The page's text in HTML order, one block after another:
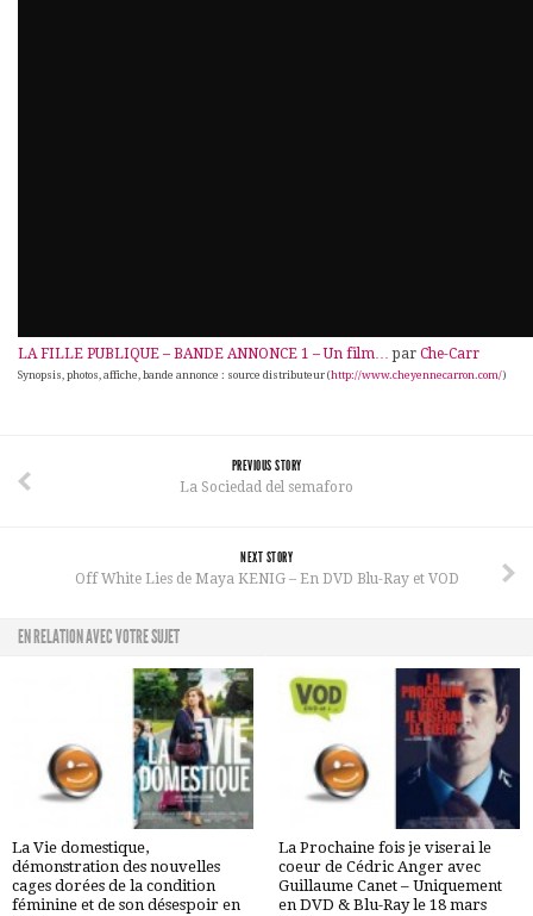
LA FILLE PUBLIQUE – BANDE ANNONCE 1 – Un film… par Che-Carr
Synopsis, photos, affiche, bande annonce : source distributeur (http://www.cheyennecarron.com/)
PREVIOUS STORY
La Sociedad del semaforo
NEXT STORY
Off White Lies de Maya KENIG – En DVD Blu-Ray et VOD
EN RELATION AVEC VOTRE SUJET
La Vie domestique,
démonstration des nouvelles
cages dorées de la condition
féminine et de son désespoir en
La Prochaine fois je viserai le
coeur de Cédric Anger avec
Guillaume Canet – Uniquement
en DVD & Blu-Ray le 18 mars